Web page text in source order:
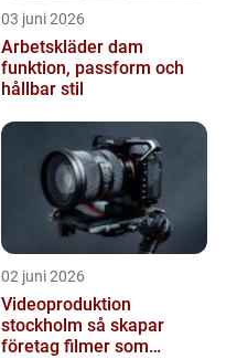
03 juni 2026
Arbetskläder dam
funktion, passform och
hållbar stil
02 juni 2026
Videoproduktion
stockholm så skapar
företag filmer som